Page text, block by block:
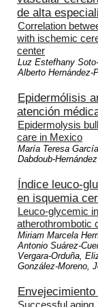
de alta
Correlation
with ischemic
center
Luz Estefhany
Alberto Hernández-
Epidermólisis
atención
Epidermolysis
care in Mexico
María Teresa
Dabdoub-Hernández
Índice leuco-
en isquemia
Leuco-glycemic
atherothrombotic
Miriam Marcela
Antonio Suárez-
Vergara-Orduña,
González-Moreno,